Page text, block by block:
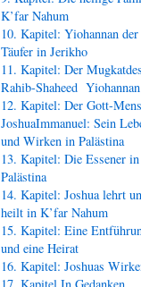
K’far Nahum
10. Kapitel: Yiohannan der
Täufer in Jerikho
11. Kapitel: Der
Rahib-Shaheed
12. Kapitel: Der Gott-
JoshuaImmanuel: Sein
und Wirken in Palästina
13. Kapitel: Die Essener in
Palästina
14. Kapitel: Joshua lehrt
heilt in K’far Nahum
15. Kapitel: Eine
und eine Heirat
16. Kapitel: Joshuas